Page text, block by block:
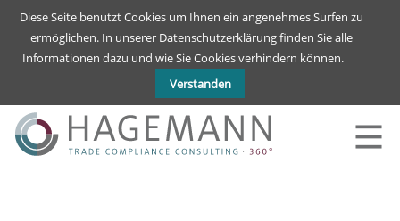
Deutsch English
Diese Seite benutzt Cookies um Ihnen ein angenehmes Surfen zu
ermöglichen. In unserer Datenschutzerklärung finden Sie alle
Informationen dazu und wie Sie Cookies verhindern können.
Verstanden